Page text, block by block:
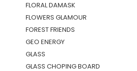
FLORAL DAMASK
FLOWERS GLAMOUR
FOREST FRIENDS
GEO ENERGY
GLASS
GLASS CHOPING BOARD